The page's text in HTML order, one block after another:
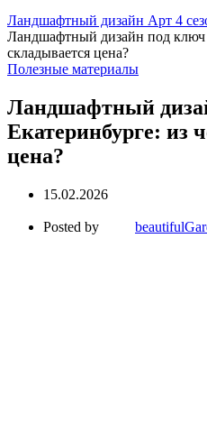
Ландшафтный дизайн Арт 4
Ландшафтный дизайн под ключ
складывается цена?
Полезные материалы
Ландшафтный
Екатеринбурге: из
цена?
15.02.2026
Posted by